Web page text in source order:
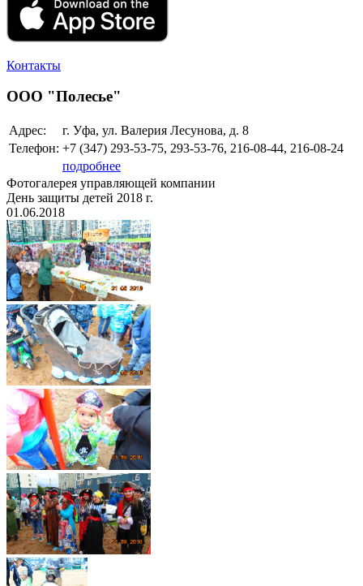
Контакты
ООО "Полесье"
Адрес:
г. Уфа, ул. Валерия Лесунова, д. 8
Телефон: +7 (347) 293-53-75, 293-53-76, 216-08-44, 216-08-24
подробнее
Фотогалерея управляющей компании
День защиты детей 2018 г.
01.06.2018